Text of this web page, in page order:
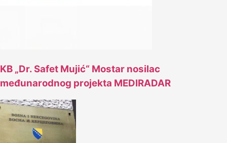
KB „Dr. Safet Mujić“ Mostar nosilac
međunarodnog projekta MEDIRADAR